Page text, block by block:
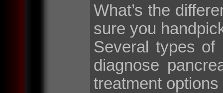
What’s the
sure you
Several types
diagnose
treatment